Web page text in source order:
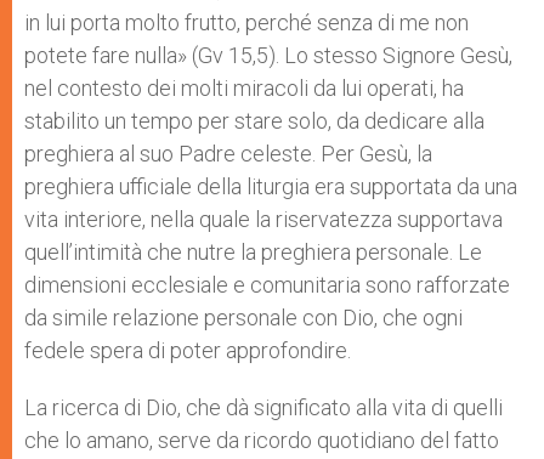
in lui porta molto frutto, perché senza di me non
potete fare nulla» (Gv 15,5). Lo stesso Signore Gesù,
nel contesto dei molti miracoli da lui operati, ha
stabilito un tempo per stare solo, da dedicare alla
preghiera al suo Padre celeste. Per Gesù, la
preghiera ufficiale della liturgia era supportata da una
vita interiore, nella quale la riservatezza supportava
quell’intimità che nutre la preghiera personale. Le
dimensioni ecclesiale e comunitaria sono rafforzate
da simile relazione personale con Dio, che ogni
fedele spera di poter approfondire.
La ricerca di Dio, che dà significato alla vita di quelli
che lo amano, serve da ricordo quotidiano del fatto